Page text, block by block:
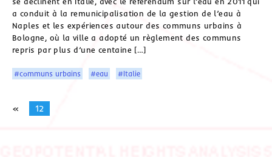
a conduit à la remunicipalisation de la gestion de l’eau à
Naples et les expériences autour des communs urbains à
Bologne, où la ville a adopté un règlement des communs
repris par plus d’une centaine […]
#communs urbains #eau #Italie
« 12